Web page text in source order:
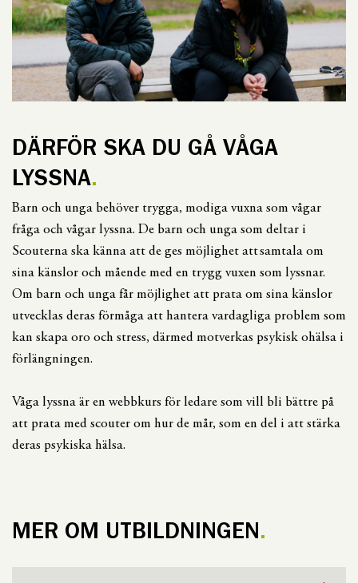
DÄRFÖR SKA DU GÅ VÅGA
LYSSNA
Barn och unga behöver trygga, modiga vuxna som vågar
fråga och vågar lyssna. De barn och unga som deltar i
Scouterna ska känna att de ges möjlighet att samtala om
sina känslor och mående med en trygg vuxen som lyssnar.
Om barn och unga får möjlighet att prata om sina känslor
utvecklas deras förmåga att hantera vardagliga problem som
kan skapa oro och stress, därmed motverkas psykisk ohälsa i
förlängningen.
Våga lyssna är en webbkurs för ledare som vill bli bättre på
att prata med scouter om hur de mår, som en del i att stärka
deras psykiska hälsa.
MER OM UTBILDNINGEN